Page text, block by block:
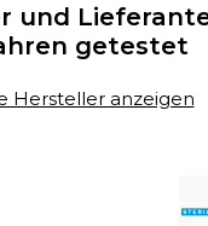
und
getestet
Hersteller anzeigen